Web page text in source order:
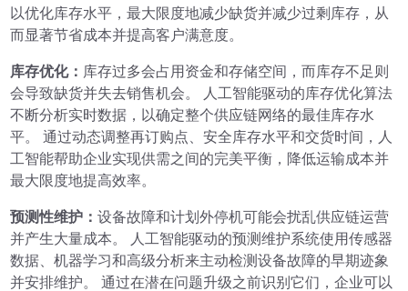
以优化库存水平，最大限度地减少缺货并减少过剩库存，从
而显著节省成本并提高客户满意度。
库存优化： 库存过多会占用资金和存储空间，而库存不足则
会导致缺货并失去销售机会。 人工智能驱动的库存优化算法
不断分析实时数据，以确定整个供应链网络的最佳库存水
平。 通过动态调整再订购点、安全库存水平和交货时间，人
工智能帮助企业实现供需之间的完美平衡，降低运输成本并
最大限度地提高效率。
预测性维护：设备故障和计划外停机可能会扰乱供应链运营
并产生大量成本。 人工智能驱动的预测维护系统使用传感器
数据、机器学习和高级分析来主动检测设备故障的早期迹象
并安排维护。 通过在潜在问题升级之前识别它们，企业可以